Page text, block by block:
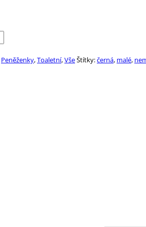
Peněženky,Toaletní,VšeŠtítky:černá, malé,